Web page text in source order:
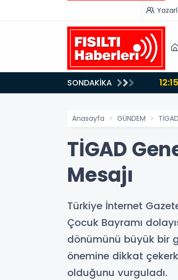
SONDAKİKA 12:15
Anasayfa GÜNDEM
TİGAD
Mesajı
Türkiye İnternet
Çocuk Bayramı
dönümünü büyük bir
önemine dikkat
olduğunu vurguladı.